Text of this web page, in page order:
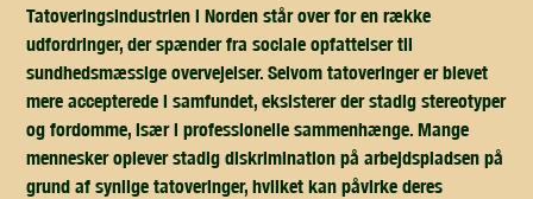
Tatoveringsindustrien i Norden står over for en række
udfordringer, der spænder fra sociale opfattelser til
sundhedsmæssige overvejelser. Selvom tatoveringer er blevet
mere accepterede i samfundet, eksisterer der stadig stereotyper
og fordomme, især i professionelle sammenhænge. Mange
mennesker oplever stadig diskrimination på arbejdspladsen på
grund af synlige tatoveringer, hvilket kan påvirke deres